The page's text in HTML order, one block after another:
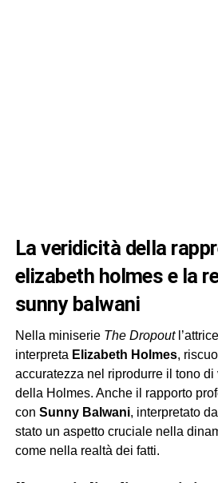
la veridicità della rappresentazione di
elizabeth holmes e la
sunny balwani
Nella miniserie The Dropoutl’attrice
interpreta Elizabeth Holmes,
accuratezza nel riprodurre il tono di
della Holmes. Anche il rapporto
con Sunny Balwani, interpretato da
stato un aspetto cruciale nella
come nella realtà dei fatti.